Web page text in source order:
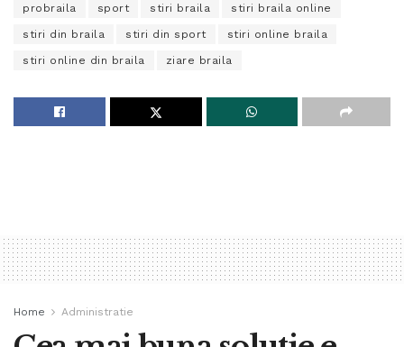
probraila sport stiri braila stiri braila online
stiri din braila stiri din sport stiri online braila
stiri online din braila ziare braila
Home Administratie